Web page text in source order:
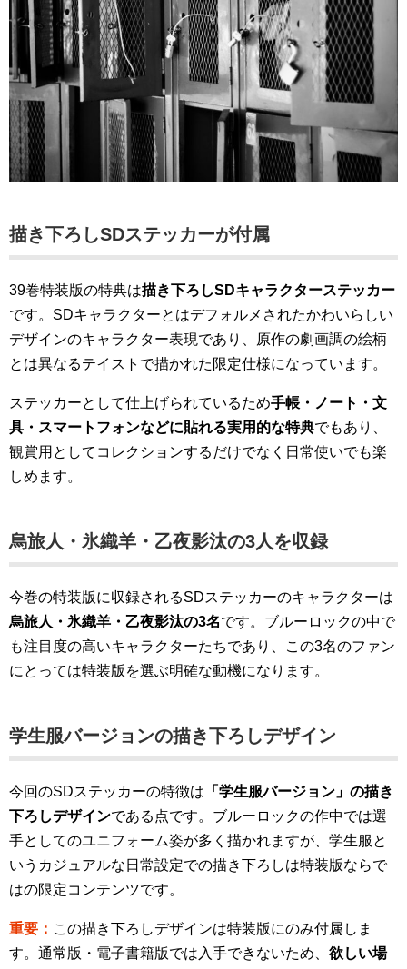
描き下ろしSDステッカーが付属
39巻特装版の特典は描き下ろしSDキャラクターステッカー
です。SDキャラクターとはデフォルメされたかわいらしい
デザインのキャラクター表現であり、原作の劇画調の絵柄
とは異なるテイストで描かれた限定仕様になっています。
ステッカーとして仕上げられているため手帳・ノート・文
具・スマートフォンなどに貼れる実用的な特典でもあり、
観賞用としてコレクションするだけでなく日常使いでも楽
しめます。
烏旅人・氷織羊・乙夜影汰の3人を収録
今巻の特装版に収録されるSDステッカーのキャラクターは
烏旅人・氷織羊・乙夜影汰の3名です。ブルーロックの中で
も注目度の高いキャラクターたちであり、この3名のファン
にとっては特装版を選ぶ明確な動機になります。
学生服バージョンの描き下ろしデザイン
今回のSDステッカーの特徴は 「学生服バージョン」の描き
下ろしデザインである点です。ブルーロックの作中では選
手としてのユニフォーム姿が多く描かれますが、学生服と
いうカジュアルな日常設定での描き下ろしは特装版ならで
はの限定コンテンツです。
重要： この描き下ろしデザインは特装版にのみ付属しま
す。通常版・電子書籍版では入手できないため、 欲しい場